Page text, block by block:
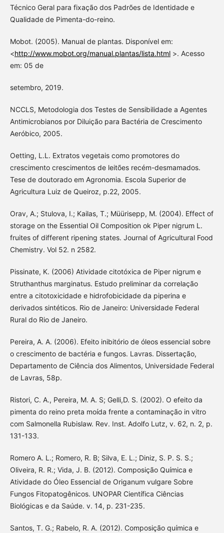
Técnico Geral para fixação dos Padrões de Identidade e
Qualidade de Pimenta-do-reino.
Mobot. (2005). Manual de plantas. Disponível em:
<http://www.mobot.org/manual.plantas/lista.html>. Acesso
em: 05 de
setembro, 2019.
NCCLS, Metodologia dos Testes de Sensibilidade a Agentes
Antimicrobianos por Diluição para Bactéria de Crescimento
Aeróbico, 2005.
Oetting, L.L. Extratos vegetais como promotores do
crescimento crescimentos de leitões recém-desmamados.
Tese de doutorado em Agronomia. Escola Superior de
Agricultura Luiz de Queiroz, p.22, 2005.
Orav, A.; Stulova, I.; Kailas, T.; Müürisepp, M. (2004). Effect of
storage on the Essential Oil Composition ok Piper nigrum L.
fruites of different ripening states. Journal of Agricultural Food
Chemistry. Vol 52. n 2582.
Pissinate, K. (2006) Atividade citotóxica de Piper nigrum e
Struthanthus marginatus. Estudo preliminar da correlação
entre a citotoxicidade e hidrofobicidade da piperina e
derivados sintéticos. Rio de Janeiro: Universidade Federal
Rural do Rio de Janeiro.
Pereira, A. A. (2006). Efeito inibitório de óleos essencial sobre
o crescimento de bactéria e fungos. Lavras. Dissertação,
Departamento de Ciência dos Alimentos, Universidade Federal
de Lavras, 58p.
Ristori, C. A., Pereira, M. A. S; Gelli,D. S. (2002). O efeito da
pimenta do reino preta moída frente a contaminação in vitro
com Salmonella Rubislaw. Rev. Inst. Adolfo Lutz, v. 62, n. 2, p.
131-133.
Romero A. L.; Romero, R. B; Silva, E. L.; Diniz, S. P. S. S.;
Oliveira, R. R.; Vida, J. B. (2012). Composição Química e
Atividade do Óleo Essencial de Origanum vulgare Sobre
Fungos Fitopatogênicos. UNOPAR Científica Ciências
Biológicas e da Saúde. v. 14, p. 231-235.
Santos, T. G.; Rabelo, R. A. (2012). Composição química e